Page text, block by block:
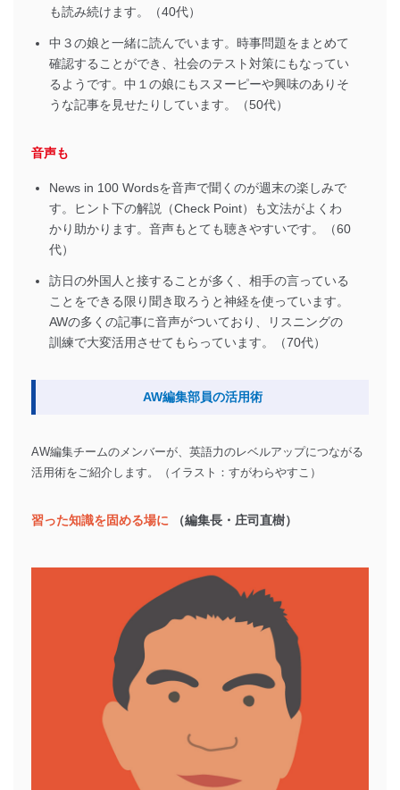
も読み続けます。（40代）
中３の娘と一緒に読んでいます。時事問題をまとめて
確認することができ、社会のテスト対策にもなってい
るようです。中１の娘にもスヌーピーや興味のありそ
うな記事を見せたりしています。（50代）
音声も
News in 100 Wordsを音声で聞くのが週末の楽しみで
す。ヒント下の解説（Check Point）も文法がよくわ
かり助かります。音声もとても聴きやすいです。（60
代）
訪日の外国人と接することが多く、相手の言っている
ことをできる限り聞き取ろうと神経を使っています。
AWの多くの記事に音声がついており、リスニングの
訓練で大変活用させてもらっています。（70代）
AW編集部員の活用術
AW編集チームのメンバーが、英語力のレベルアップにつながる
活用術をご紹介します。（イラスト：すがわらやすこ）
習った知識を固める場に （編集長・庄司直樹）